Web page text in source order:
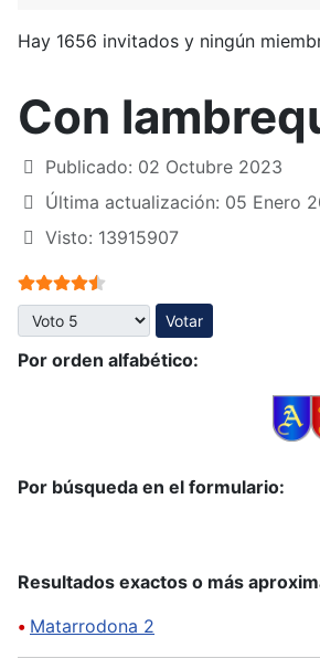
Hay 1656 invitados y ningún
Con
Publicado: 02 Octubre 2023
Última actualización: 05 Enero
Visto: 13915907
Ratio:4.5/
Por favor, vote
Por orden alfabético:
Por búsqueda en el formulario:
Resultados exactos o más
• Matarrodona 2